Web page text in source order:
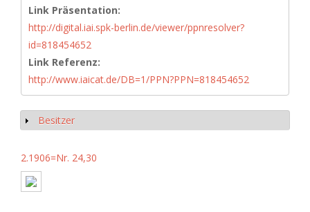
Link Präsentation:
http://digital.iai.spk-berlin.de/viewer/ppnresolver?
id=818454652
Link Referenz:
http://www.iaicat.de/DB=1/PPN?PPN=818454652
Show
Besitzer
2.1906=Nr. 24,30